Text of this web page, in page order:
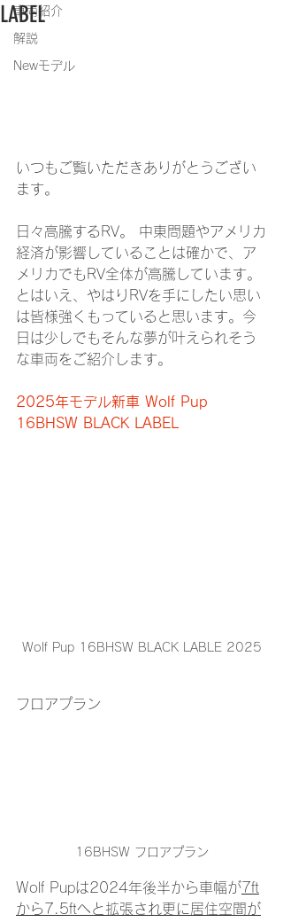
車両紹介
解説
Newモデル
LABEL
いつもご覧いただきありがとうござい
ます。
日々高騰するRV。 中東問題やアメリカ
経済が影響していることは確かで、ア
メリカでもRV全体が高騰しています。
とはいえ、やはりRVを手にしたい思い
は皆様強くもっていると思います。今
日は少しでもそんな夢が叶えられそう
な車両をご紹介します。
2025年モデル新車 Wolf Pup
16BHSW BLACK LABEL
Wolf Pup 16BHSW BLACK LABLE 2025
フロアプラン
16BHSW フロアプラン
Wolf Pupは2024年後半から車幅が 7ft
から7.5ftへと拡張され更に居住空間が